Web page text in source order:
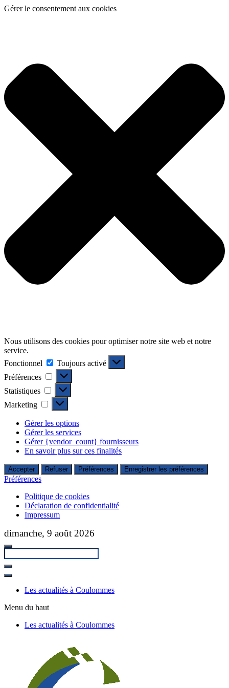
Gérer le consentement aux cookies
Nous utilisons des cookies pour optimiser notre site web et notre
service.
Fonctionnel
Fonctionnel
Toujours activé
Préférences
Préférences
Statistiques Statistiques
Marketing Marketing
Gérer les options
Gérer les services
Gérer {vendor_count} fournisseurs
En savoir plus sur ces finalités
Accepter Refuser Préférences Enregistrer les préférences
Préférences
Politique de cookies
Déclaration de confidentialité
Impressum
Passer
contenu
principal
dimanche, 9 août 2026
Fermer
rechercheLes actualités à Coulommes
Menu du haut
Les actualités à Coulommes